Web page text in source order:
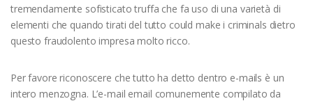
tremendamente sofisticato truffa che fa uso di una varietà di
elementi che quando tirati del tutto could make i criminals dietro
questo fraudolento impresa molto ricco.
Per favore riconoscere che tutto ha detto dentro e-mails è un
intero menzogna. L’e-mail email comunemente compilato da